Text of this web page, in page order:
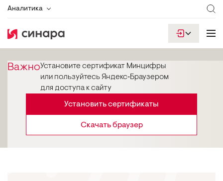
Аналитика
ВажноУстановите сертификат Минцифры
или пользуйтесь Яндекс‑Браузером
для доступа к сайту
Установить сертификаты
Скачать браузер